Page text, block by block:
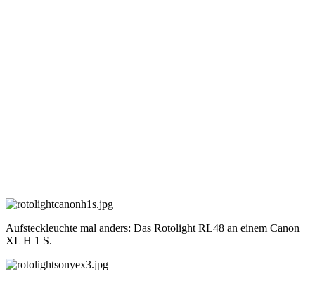
Aufsteckleuchte mal anders: Das Rotolight RL48 an einem Canon
XL H 1 S.